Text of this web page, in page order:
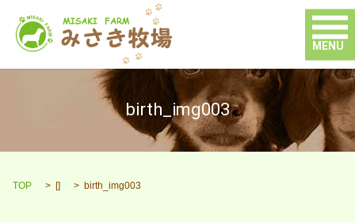
MENU
birth_img003
TOP [] birth_img003